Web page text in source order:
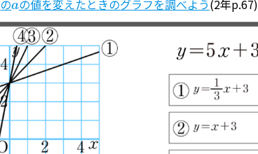
のaの値を変えたときのグラフを調べよう(2年p.67)